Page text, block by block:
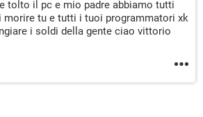
tolto il pc e mio padre abbiamo tutti
morire tu e tutti i tuoi programmatori xk
i soldi della gente ciao vittorio